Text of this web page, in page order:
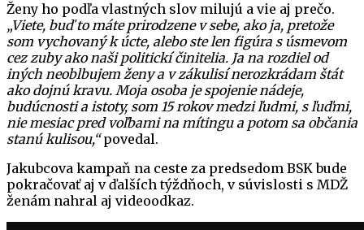
Ženy ho podľa vlastných slov milujú a vie aj prečo.
„Viete, buď to máte prirodzene v sebe, ako ja, pretože
som vychovaný k úcte, alebo ste len figúra s úsmevom
cez zuby ako naši politickí činitelia. Ja na rozdiel od
iných neoblbujem ženy a v zákulisí nerozkrádam štát
ako dojnú kravu. Moja osoba je spojenie nádeje,
budúcnosti a istoty, som 15 rokov medzi ľudmi, s ľuďmi,
nie mesiac pred voľbami na mítingu a potom sa občania
stanú kulisou,“povedal.
Jakubcova kampaň na ceste za predsedom BSK bude
pokračovať aj v ďalších týždňoch, v súvislosti s MDŽ
ženám nahral aj videoodkaz.